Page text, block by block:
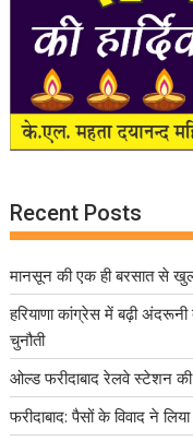
Recent Posts
मानसून की एक ही बरसात से
हरियाणा कांग्रेस में बढ़ी
चुनौती
ओल्ड फरीदाबाद रेलवे स्टेशन की
फरीदाबाद: पैसों के विवाद ने